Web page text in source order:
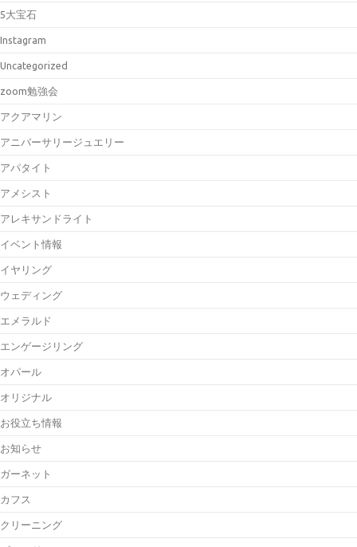
5大宝石
Instagram
Uncategorized
zoom勉強会
アクアマリン
アニバーサリージュエリー
アパタイト
アメシスト
アレキサンドライト
イベント情報
イヤリング
ウェディング
エメラルド
エンゲージリング
オパール
オリジナル
お役立ち情報
お知らせ
ガーネット
カフス
クリーニング